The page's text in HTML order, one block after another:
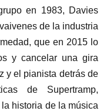
en 1983, Davies
de la industria
que en 2015 lo
y cancelar una gira
y el pianista detrás de
de Supertramp,
historia de la música